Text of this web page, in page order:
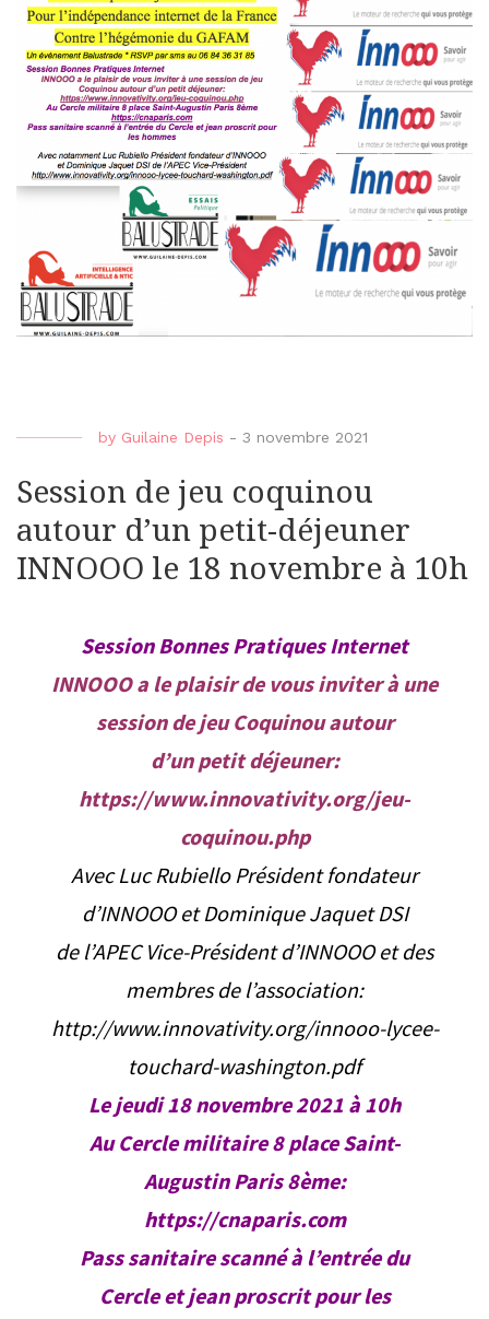
by Guilaine Depis - 3 novembre 2021
Session de jeu coquinou
autour d’un petit-déjeuner
INNOOO le 18 novembre à 10h
Session Bonnes Pratiques Internet
INNOOO a le plaisir de vous inviter à une
session de jeu Coquinou autour
d’un petit déjeuner:
https://www.innovativity.org/jeu-
coquinou.php
Avec Luc Rubiello Président fondateur
d’INNOOO et Dominique Jaquet DSI
de l’APEC Vice-Président d’INNOOO et des
membres de l’association:
http://www.innovativity.org/innooo-lycee-
touchard-washington.pdf
Le jeudi 18 novembre 2021 à 10h
Au Cercle militaire 8 place Saint-
Augustin Paris 8ème:
https://cnaparis.com
Pass sanitaire scanné à l’entrée du
Cercle et jean proscrit pour les